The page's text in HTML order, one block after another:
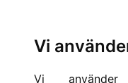
Vi
Vi
TILLBEHÖR